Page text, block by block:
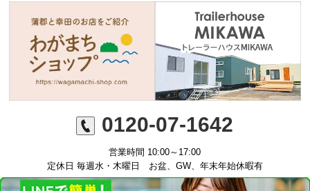
0120-07-1642
営業時間 10:00～17:00
定休日 毎週水・木曜日 お盆、GW、年末年始休暇有